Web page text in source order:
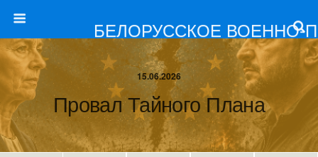
БЕЛОРУССКОЕ ВОЕННО-
15.06.2026
Провал Тайного Плана